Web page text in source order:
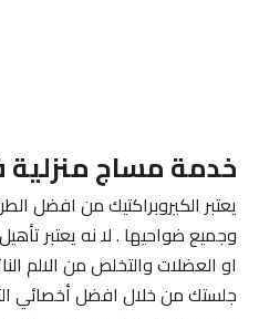
خدمة مساج
يعتبر الكيروبراكتيك من افضل
وجميع ضواحيها . لا نه يعتبر
او العضلات والتخلص من الالم
جلستك من خلال افضل أخصائي